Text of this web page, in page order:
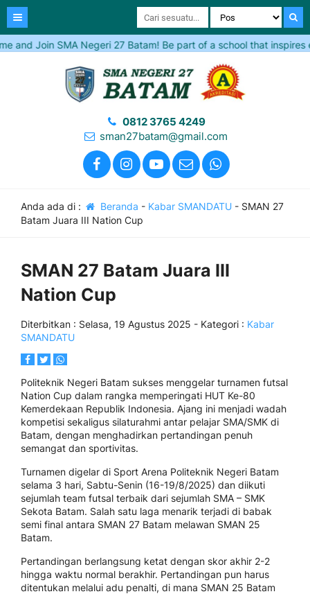
and Join SMA Negeri 27 Batam! Be part of a school that inspires
0812 3765 4249
sman27batam@gmail.com
Anda ada di : Beranda - Kabar SMANDATU- SMAN 27
Batam Juara III Nation Cup
SMAN 27 Batam Juara III
Nation Cup
Diterbitkan : Selasa, 19 Agustus 2025 - Kategori : Kabar
SMANDATU
Politeknik Negeri Batam sukses menggelar turnamen futsal
Nation Cup dalam rangka memperingati HUT Ke-80
Kemerdekaan Republik Indonesia. Ajang ini menjadi wadah
kompetisi sekaligus silaturahmi antar pelajar SMA/SMK di
Batam, dengan menghadirkan pertandingan penuh
semangat dan sportivitas.
Turnamen digelar di Sport Arena Politeknik Negeri Batam
selama 3 hari, Sabtu-Senin (16-19/8/2025) dan diikuti
sejumlah team futsal terbaik dari sejumlah SMA – SMK
Sekota Batam. Salah satu laga menarik terjadi di babak
semi final antara SMAN 27 Batam melawan SMAN 25
Batam.
Pertandingan berlangsung ketat dengan skor akhir 2-2
hingga waktu normal berakhir. Pertandingan pun harus
ditentukan melalui adu penalti, di mana SMAN 25 Batam